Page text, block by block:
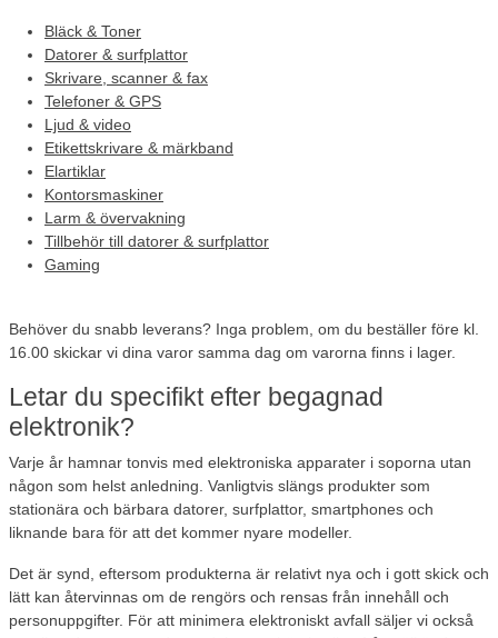
Bläck & Toner
Datorer & surfplattor
Skrivare, scanner & fax
Telefoner & GPS
Ljud & video
Etikettskrivare & märkband
Elartiklar
Kontorsmaskiner
Larm & övervakning
Tillbehör till datorer & surfplattor
Gaming
Behöver du snabb leverans? Inga problem, om du beställer före kl.
16.00 skickar vi dina varor samma dag om varorna finns i lager.
Letar du specifikt efter begagnad
elektronik?
Varje år hamnar tonvis med elektroniska apparater i soporna utan
någon som helst anledning. Vanligtvis slängs produkter som
stationära och bärbara datorer, surfplattor, smartphones och
liknande bara för att det kommer nyare modeller.
Det är synd, eftersom produkterna är relativt nya och i gott skick och
lätt kan återvinnas om de rengörs och rensas från innehåll och
personuppgifter. För att minimera elektroniskt avfall säljer vi också